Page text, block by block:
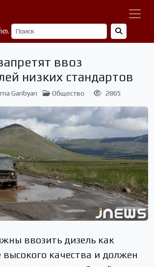
ввоз
низких стандартов
Garibyan Общество 2865
ввозить дизель как
качества и должен